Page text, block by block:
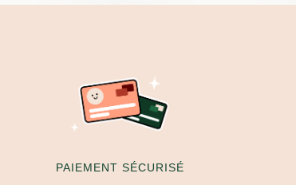
PAIEMENT SÉCURISÉ